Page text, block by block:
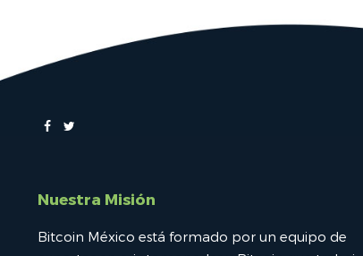
Nuestra Misión
Bitcoin México está formado por un equipo de